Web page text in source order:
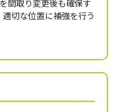
間取り変更後も確保す
切な位置に補強を行う